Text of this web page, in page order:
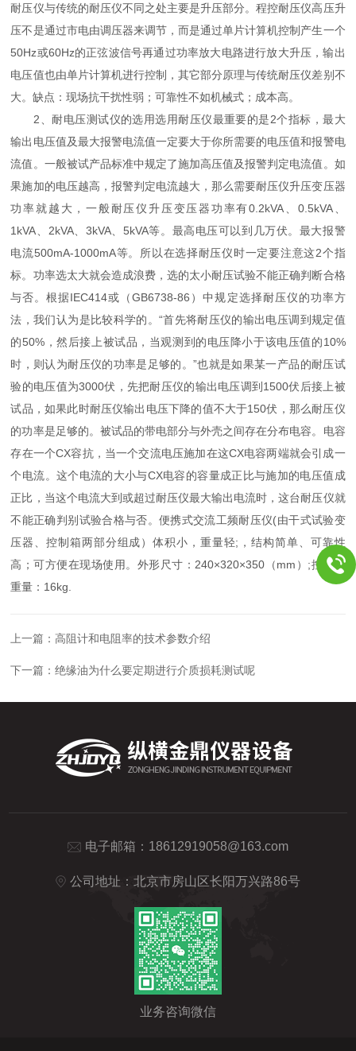
耐压仪与传统的耐压仪不同之处主要是升压部分。程控耐压仪高压升
压不是通过市电由调压器来调节，而是通过单片计算机控制产生一个
50Hz或60Hz的正弦波信号再通过功率放大电路进行放大升压，输出
电压值也由单片计算机进行控制，其它部分原理与传统耐压仪差别不
大。缺点：现场抗干扰性弱；可靠性不如机械式；成本高。
2、耐电压测试仪的选用选用耐压仪最重要的是2个指标，最大
输出电压值及最大报警电流值一定要大于你所需要的电压值和报警电
流值。一般被试产品标准中规定了施加高压值及报警判定电流值。如
果施加的电压越高，报警判定电流越大，那么需要耐压仪升压变压器
功率就越大，一般耐压仪升压变压器功率有0.2kVA、0.5kVA、
1kVA、2kVA、3kVA、5kVA等。最高电压可以到几万伏。最大报警
电流500mA-1000mA等。所以在选择耐压仪时一定要注意这2个指
标。功率选太大就会造成浪费，选的太小耐压试验不能正确判断合格
与否。根据IEC414或（GB6738-86）中规定选择耐压仪的功率方
法，我们认为是比较科学的。“首先将耐压仪的输出电压调到规定值
的50%，然后接上被试品，当观测到的电压降小于该电压值的10%
时，则认为耐压仪的功率是足够的。”也就是如果某一产品的耐压试
验的电压值为3000伏，先把耐压仪的输出电压调到1500伏后接上被
试品，如果此时耐压仪输出电压下降的值不大于150伏，那么耐压仪
的功率是足够的。被试品的带电部分与外壳之间存在分布电容。电容
存在一个CX容抗，当一个交流电压施加在这CX电容两端就会引成一
个电流。这个电流的大小与CX电容的容量成正比与施加的电压值成
正比，当这个电流大到或超过耐压仪最大输出电流时，这台耐压仪就
不能正确判别试验合格与否。便携式交流工频耐压仪(由干式试验变
压器、控制箱两部分组成）体积小，重量轻;，结构简单、可靠性
高；可方便在现场使用。外形尺寸：240×320×350（mm）;控制箱
重量：16kg.
上一篇：高阻计和电阻率的技术参数介绍
下一篇：绝缘油为什么要定期进行介质损耗测试呢
电子邮箱： 18612919058@163.com
公司地址：北京市房山区长阳万兴路86号
业务咨询微信